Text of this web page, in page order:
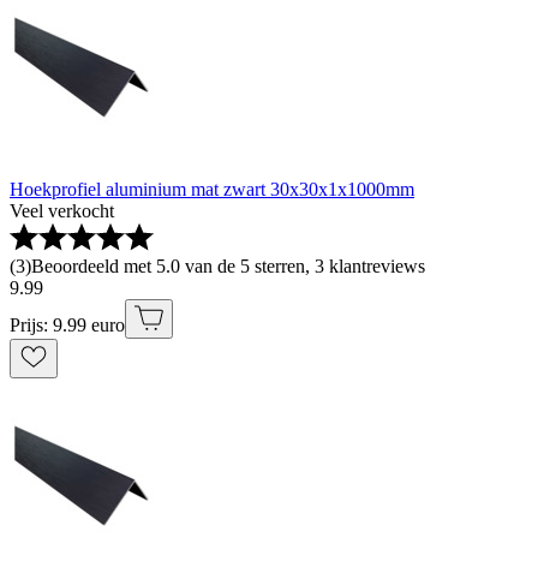
Hoekprofiel aluminium mat zwart 30x30x1x1000mm
Veel verkocht
(3)Beoordeeld met 5.0 van de 5 sterren, 3 klantreviews
9.99
Prijs: 9.99 euro